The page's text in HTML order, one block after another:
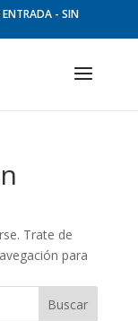
- SIN
Trate de
para